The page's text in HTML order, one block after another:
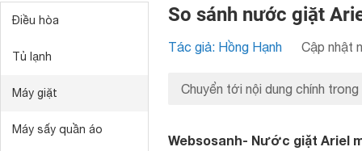
Điều hòa
Tủ lạnh
Máy giặt
Máy sấy quần áo
So sánh nước giặt
Tác giả: Hồng Hạnh Cập nhật
Chuyển tới nội dung chính trong
Websosanh- Nước giặt Ariel